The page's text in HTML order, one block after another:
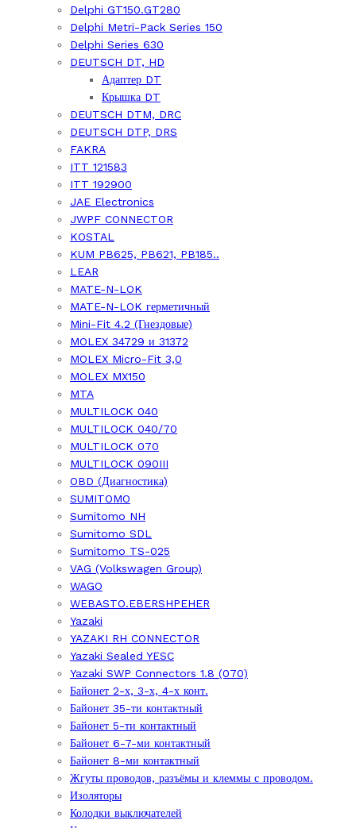
Delphi GT150.GT280
Delphi Metri-Pack Series 150
Delphi Series 630
DEUTSCH DT, HD
Адаптер DT
Крышка DT
DEUTSCH DTM, DRC
DEUTSCH DTP, DRS
FAKRA
ITT 121583
ITT 192900
JAE Electronics
JWPF CONNECTOR
KOSTAL
KUM PB625, PB621, PB185..
LEAR
MATE-N-LOK
MATE-N-LOK герметичный
Mini-Fit 4.2 (Гнездовые)
MOLEX 34729 и 31372
MOLEX Micro-Fit 3,0
MOLEX MX150
MTA
MULTILOCK 040
MULTILOCK 040/70
MULTILOCK 070
MULTILOCK 090III
OBD (Диагностика)
SUMITOMO
Sumitomo NH
Sumitomo SDL
Sumitomo TS-025
VAG (Volkswagen Group)
WAGO
WEBASTO.EBERSHPEHER
Yazaki
YAZAKI RH CONNECTOR
Yazaki Sealed YESC
Yazaki SWP Connectors 1.8 (070)
Байонет 2-х, 3-х, 4-х конт.
Байонет 35-ти контактный
Байонет 5-ти контактный
Байонет 6-7-ми контактный
Байонет 8-ми контактный
Жгуты проводов, разъёмы и клеммы с проводом.
Изоляторы
Колодки выключателей